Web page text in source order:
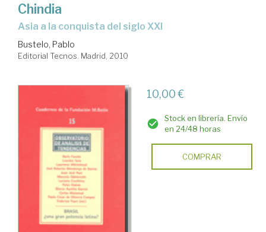
Chindia
Asia a la conquista del siglo XXI
Bustelo, Pablo
Editorial Tecnos. Madrid, 2010
10,00 €
Stock en librería. Envío
en 24/48 horas
COMPRAR